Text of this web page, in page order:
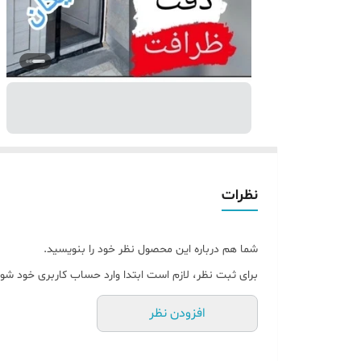
نظرات
شما هم درباره این محصول نظر خود را بنویسید.
برای ثبت نظر، لازم است ابتدا وارد حساب کاربری خود
افزودن نظر